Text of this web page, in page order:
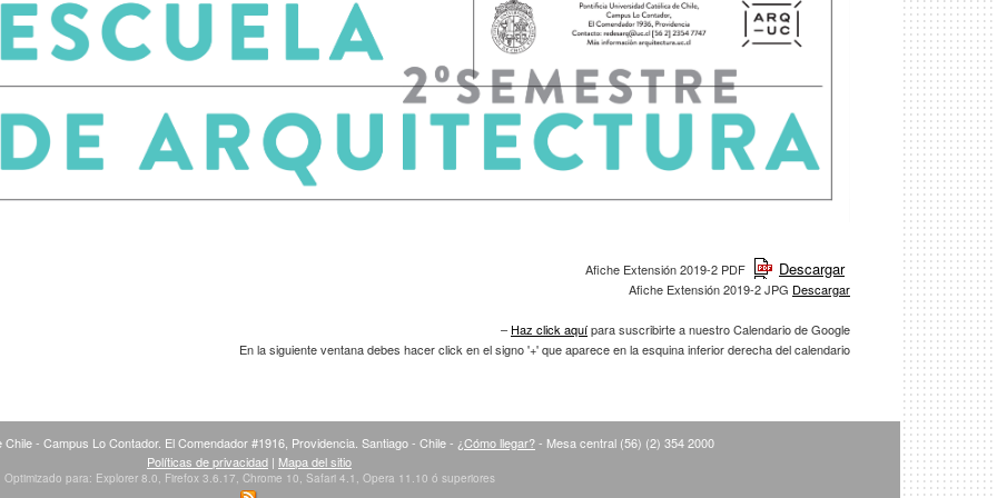
Afiche Extensión 2019-2 PDF Descargar
Afiche Extensión 2019-2 JPG Descargar
– Haz click aquípara suscribirte a nuestro Calendario de Google
En la siguiente ventana debes hacer click en el signo '+' que aparece en la esquina inferior derecha del calendario
Chile - Campus Lo Contador. El Comendador #1916, Providencia. Santiago - Chile - ¿Cómo llegar?- Mesa central (56) (2) 354 2000
Políticas de privacidad | Mapa del sitio
Optimizado para: Explorer 8.0, Firefox 3.6.17, Chrome 10, Safari 4.1, Opera 11.10 ó superiores